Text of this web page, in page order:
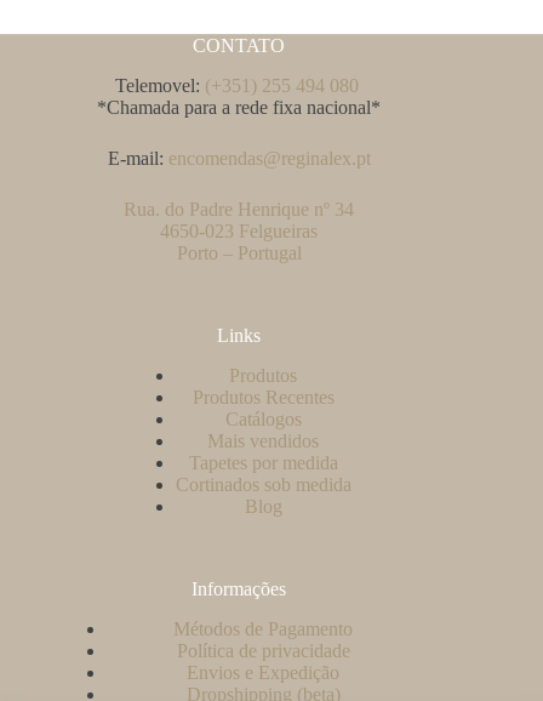
CONTATO
Telemovel: (+351) 255 494 080
*Chamada para a rede fixa nacional*
E-mail: encomendas@reginalex.pt
Rua. do Padre Henrique nº 34
4650-023 Felgueiras
Porto – Portugal
Links
Produtos
Produtos Recentes
Catálogos
Mais vendidos
Tapetes por medida
Cortinados sob medida
Blog
Informações
Métodos de Pagamento
Política de privacidade
Envios e Expedição
Dropshipping (beta)